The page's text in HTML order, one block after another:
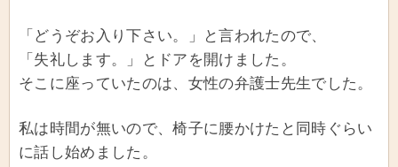
「どうぞお入り下さい。」と言われたので、
「失礼します。」とドアを開けました。
そこに座っていたのは、女性の弁護士先生でした。
私は時間が無いので、椅子に腰かけたと同時ぐらい
に話し始めました。